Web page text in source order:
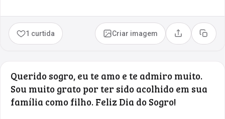
1 curtida Criar imagem Compartilhar
Copiar
Querido sogro, eu te amo e te admiro muito.
Sou muito grato por ter sido acolhido em sua
família como filho. Feliz Dia do Sogro!